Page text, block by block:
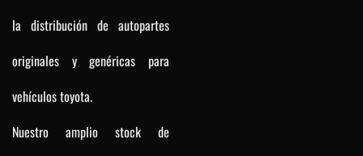
la distribución de autopartes
originales y genéricas para
vehículos toyota.
Nuestro amplio stock de